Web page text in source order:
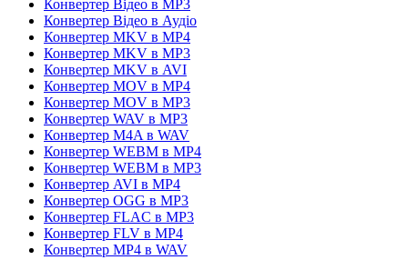
Конвертер Відео в MP3
Конвертер Відео в Аудіо
Конвертер MKV в MP4
Конвертер MKV в MP3
Конвертер MKV в AVI
Конвертер MOV в MP4
Конвертер MOV в MP3
Конвертер WAV в MP3
Конвертер M4A в WAV
Конвертер WEBM в MP4
Конвертер WEBM в MP3
Конвертер AVI в MP4
Конвертер OGG в MP3
Конвертер FLAC в MP3
Конвертер FLV в MP4
Конвертер MP4 в WAV